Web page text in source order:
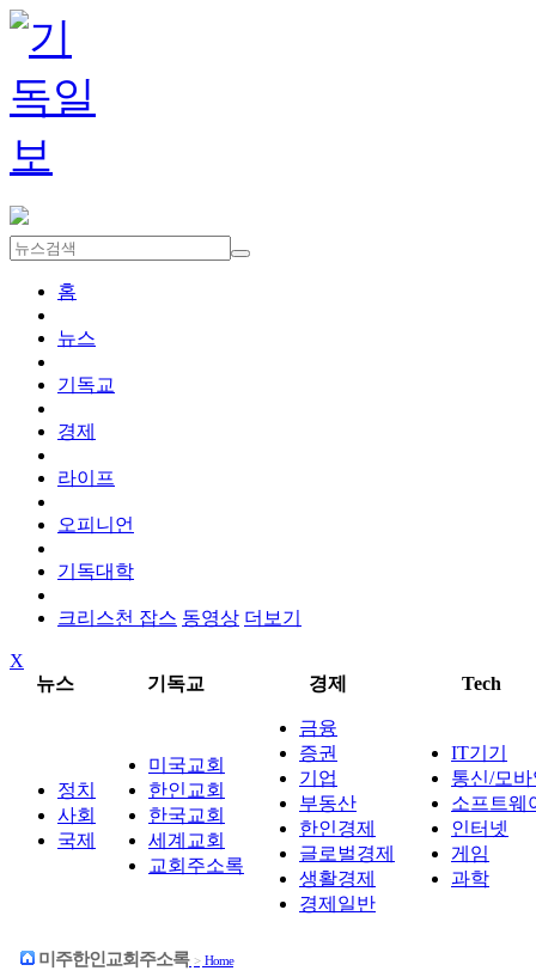
홈
뉴스
기독교
경제
라이프
오피니언
기독대학
크리스천 잡스 동영상 더보기
X
뉴스
기독교 경제 Tech
정치
사회
국제
미국교회
한인교회
한국교회
세계교회
교회주소록
금융
증권
기업
부동산
한인경제
글로벌경제
생활경제
경제일반
IT기기
통신/모
소프트웨
인터넷
게임
과학
미주한인교회주소록 > Home